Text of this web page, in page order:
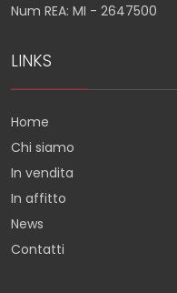
Num REA: MI - 2647500
LINKS
Home
Chi siamo
In vendita
In affitto
News
Contatti